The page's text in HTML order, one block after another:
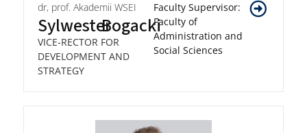
dr, prof. Akademii WSEI
SylwesterBogacki
VICE-RECTOR FOR
DEVELOPMENT AND
STRATEGY
Faculty Supervisor:
Faculty of
Administration and
Social Sciences